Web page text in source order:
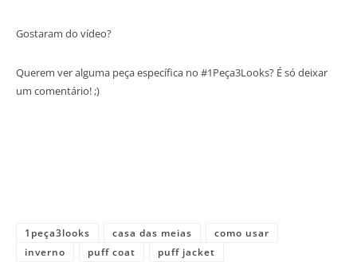
Gostaram do vídeo?
Querem ver alguma peça específica no #1Peça3Looks? É só deixar
um comentário! ;)
1peça3looks casa das meias
como usar
inverno
puff coat puff jacket